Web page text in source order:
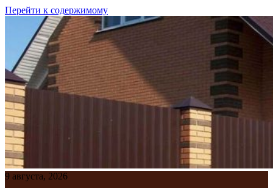
Перейти к содержимому
9 августа, 2026